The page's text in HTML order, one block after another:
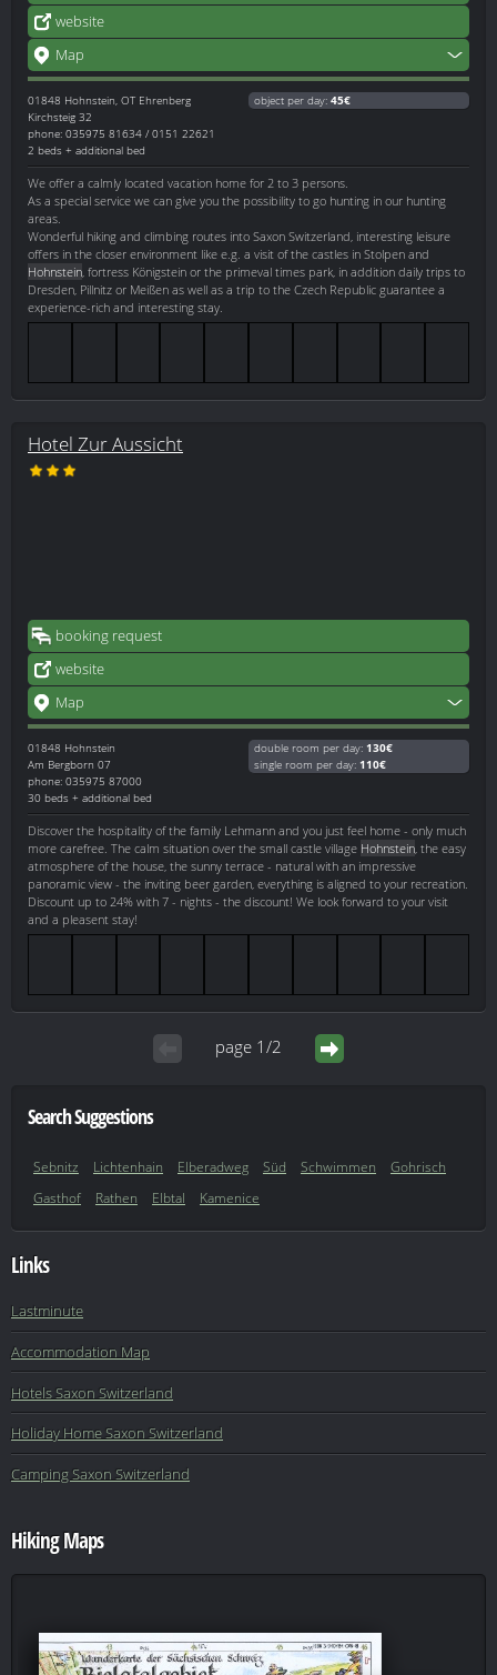
website
Map
01848 Hohnstein, OT Ehrenberg
Kirchsteig 32
phone: 035975 81634 / 0151 22621
2 beds + additional bed
object per day: 45€
We offer a calmly located vacation home for 2 to 3 persons.
As a special service we can give you the possibility to go hunting in our hunting
areas.
Wonderful hiking and climbing routes into Saxon Switzerland, interesting leisure
offers in the closer environment like e.g. a visit of the castles in Stolpen and
Hohnstein , fortress Königstein or the primeval times park, in addition daily trips to
Dresden, Pillnitz or Meißen as well as a trip to the Czech Republic guarantee a
experience-rich and interesting stay.
Hotel Zur Aussicht
booking request
website
Map
01848 Hohnstein
Am Bergborn 07
phone: 035975 87000
30 beds + additional bed
double room per day: 130€
single room per day: 110€
Discover the hospitality of the family Lehmann and you just feel home - only much
more carefree. The calm situation over the small castle village Hohnstein , the easy
atmosphere of the house, the sunny terrace - natural with an impressive
panoramic view - the inviting beer garden, everything is aligned to your recreation.
Discount up to 24% with 7 - nights - the discount! We look forward to your visit
and a pleasent stay!
page 1/2
Search Suggestions
Sebnitz Lichtenhain Elberadweg Süd Schwimmen
Gohrisch
Gasthof
Rathen Elbtal Kamenice
Links
Lastminute
Accommodation Map
Hotels Saxon Switzerland
Holiday Home Saxon Switzerland
Camping Saxon Switzerland
Hiking Maps